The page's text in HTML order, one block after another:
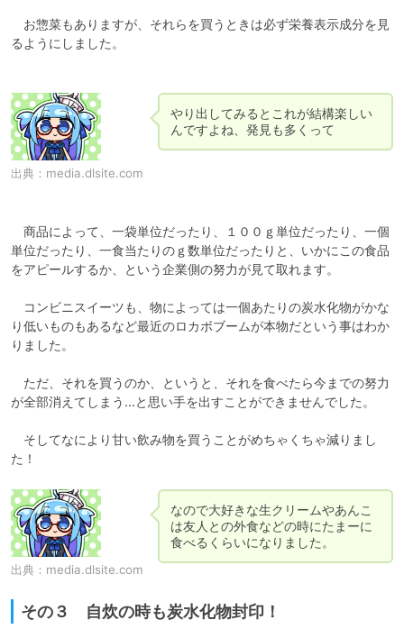
お惣菜もありますが、それらを買うときは必ず栄養表示成分を見
るようにしました。
出典： media.dlsite.com
やり出してみるとこれが結構楽しい
んですよね、発見も多くって
商品によって、一袋単位だったり、１００ｇ単位だったり、一個
単位だったり、一食当たりのｇ数単位だったりと、いかにこの食品
をアピールするか、という企業側の努力が見て取れます。
コンビニスイーツも、物によっては一個あたりの炭水化物がかな
り低いものもあるなど最近のロカボブームが本物だという事はわか
りました。
ただ、それを買うのか、というと、それを食べたら今までの努力
が全部消えてしまう…と思い手を出すことができませんでした。
そしてなにより甘い飲み物を買うことがめちゃくちゃ減りまし
出典： media.dlsite.com
なので大好きな生クリームやあんこ
は友人との外食などの時にたまーに
食べるくらいになりました。
その３ 自炊の時も炭水化物封印！